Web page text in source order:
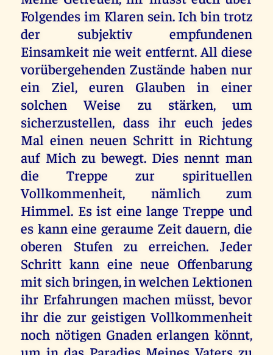
Folgendes im Klaren sein. Ich bin trotz
der subjektiv empfundenen
Einsamkeit nie weit entfernt. All diese
vorübergehenden Zustände haben nur
ein Ziel, euren Glauben in einer
solchen Weise zu stärken, um
sicherzustellen, dass ihr euch jedes
Mal einen neuen Schritt in Richtung
auf Mich zu bewegt. Dies nennt man
die Treppe zur spirituellen
Vollkommenheit, nämlich zum
Himmel. Es ist eine lange Treppe und
es kann eine geraume Zeit dauern, die
oberen Stufen zu erreichen. Jeder
Schritt kann eine neue Offenbarung
mit sich bringen, in welchen Lektionen
ihr Erfahrungen machen müsst, bevor
ihr die zur geistigen Vollkommenheit
noch nötigen Gnaden erlangen könnt,